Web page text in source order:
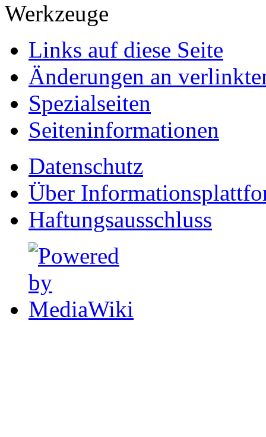
Werkzeuge
Links auf diese Seite
Änderungen an
Spezialseiten
Seiten­informationen
Datenschutz
Über
Haftungsausschluss